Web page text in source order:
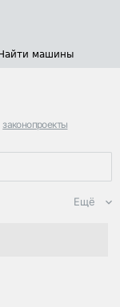
Найти машины
законопроекты
Ещё